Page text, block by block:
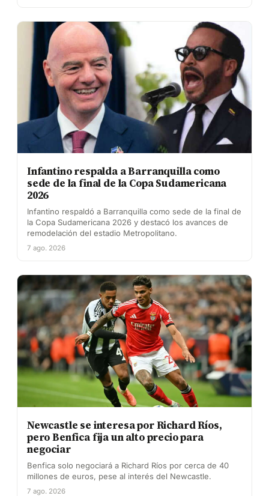
Infantino respalda a Barranquilla como
sede de la final de la Copa Sudamericana
2026
Infantino respaldó a Barranquilla como sede de la final de
la Copa Sudamericana 2026 y destacó los avances de
remodelación del estadio Metropolitano.
7 ago. 2026
Newcastle se interesa por Richard Ríos,
pero Benfica fija un alto precio para
negociar
Benfica solo negociará a Richard Ríos por cerca de 40
millones de euros, pese al interés del Newcastle.
7 ago. 2026